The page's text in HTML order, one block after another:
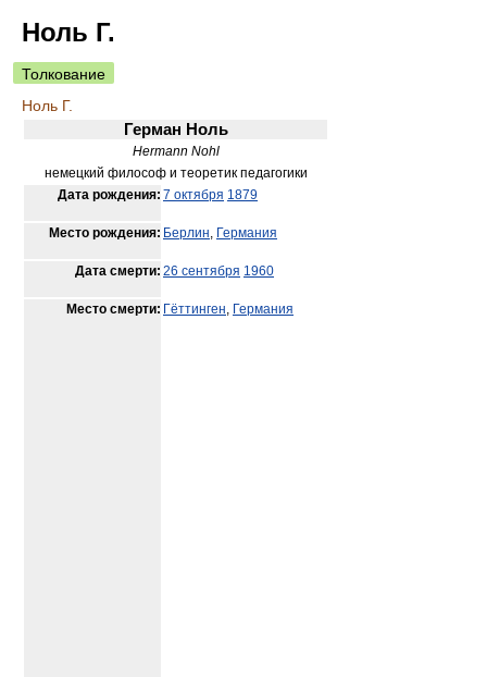
Ноль Г.
Толкование
Ноль Г.
Герман Ноль
Hermann Nohl
немецкий философ и теоретик педагогики
Дата рождения: 7 октября 1879
Место рождения: Берлин, Германия
Дата смерти: 26 сентября 1960
Место смерти: Гёттинген, Германия